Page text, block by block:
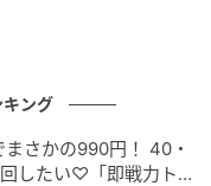
ング
まさかの990円！ 40・
したい♡「即戦力ト